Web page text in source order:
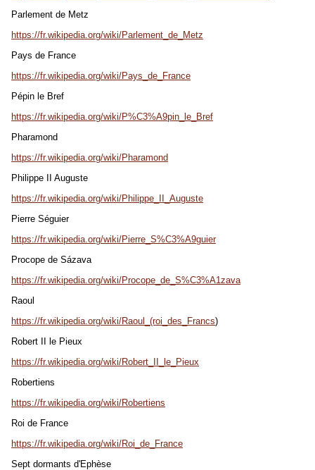
Parlement de Metz
https://fr.wikipedia.org/wiki/Parlement_de_Metz
Pays de France
https://fr.wikipedia.org/wiki/Pays_de_France
Pépin le Bref
https://fr.wikipedia.org/wiki/P%C3%A9pin_le_Bref
Pharamond
https://fr.wikipedia.org/wiki/Pharamond
Philippe II Auguste
https://fr.wikipedia.org/wiki/Philippe_II_Auguste
Pierre Séguier
https://fr.wikipedia.org/wiki/Pierre_S%C3%A9guier
Procope de Sázava
https://fr.wikipedia.org/wiki/Procope_de_S%C3%A1zava
Raoul
https://fr.wikipedia.org/wiki/Raoul_(roi_des_Francs)
Robert II le Pieux
https://fr.wikipedia.org/wiki/Robert_II_le_Pieux
Robertiens
https://fr.wikipedia.org/wiki/Robertiens
Roi de France
https://fr.wikipedia.org/wiki/Roi_de_France
Sept dormants d'Ephèse